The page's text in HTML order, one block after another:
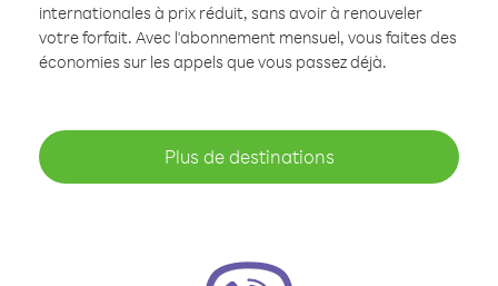
internationales à prix réduit, sans avoir à renouveler
votre forfait. Avec l'abonnement mensuel, vous faites des
économies sur les appels que vous passez déjà.
Plus de destinations